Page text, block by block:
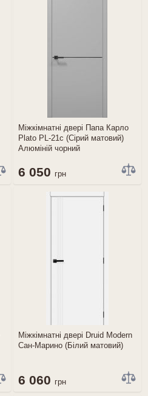
Міжкімнатні двері Папа Карло
Plato PL-21c (Сірий матовий)
Алюміній чорний
6 050 грн
Міжкімнатні двері Druid Modern
Сан-Марино (Білий матовий)
6 060 грн